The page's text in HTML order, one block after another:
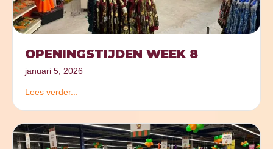
OPENINGSTIJDEN WEEK 8
januari 5, 2026
Lees verder...